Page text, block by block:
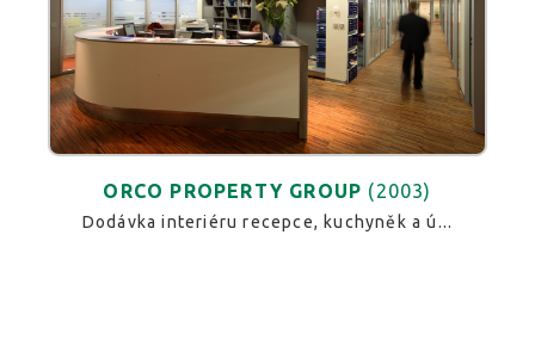
ORCO PROPERTY GROUP (2003)
Dodávka interiéru recepce, kuchyněk a ú...